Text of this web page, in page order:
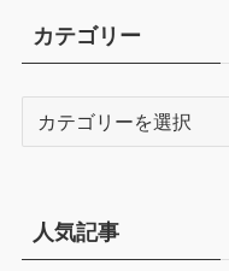
カテゴリー
ー人気記事